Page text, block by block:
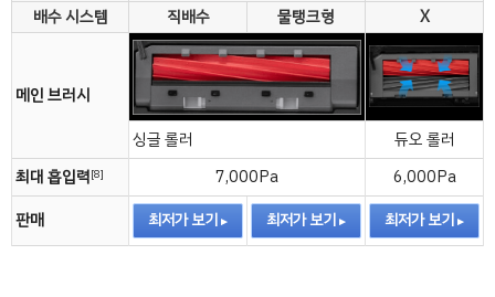
배수 시스템
직배수 물탱크형 X
메인 브러시
싱글 롤러
듀오 롤러
최대 흡입력[8] 7,000Pa
6,000Pa
판매
최저가 보기 최저가 보기 최저가 보기